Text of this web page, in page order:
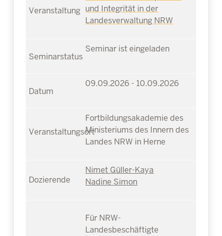
und Integrität in der
Landesverwaltung NRW
Seminar ist eingeladen
09.09.2026 - 10.09.2026
Fortbildungsakademie des
Ministeriums des Innern des
Landes NRW in Herne
Nimet Güller-Kaya
Nadine Simon
Für NRW-
Landesbeschäftigte